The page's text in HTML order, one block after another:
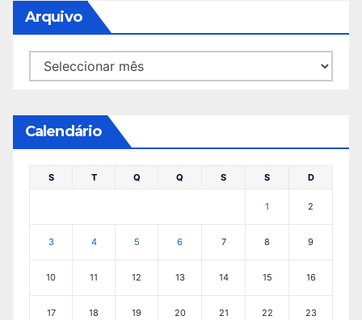
Arquivo
Arquivo
Calendário
S T Q Q S S D
1 2
3 4 5 6 7 8 9
10 11 12 13 14 15 16
17 18 19 20 21 22 23